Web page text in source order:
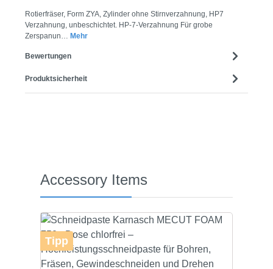
Rotierfräser, Form ZYA, Zylinder ohne Stirnverzahnung, HP7
Verzahnung, unbeschichtet. HP-7-Verzahnung Für grobe
Zerspanun… Mehr
Bewertungen
Produktsicherheit
Produktgalerie überspringen
Accessory Items
Tipp